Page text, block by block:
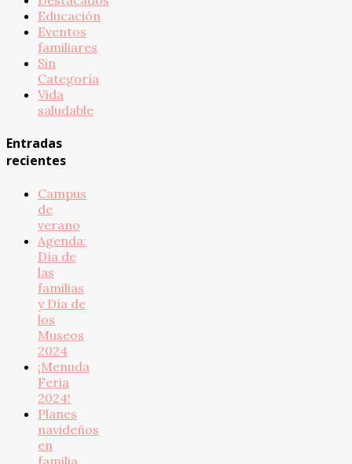
Educación
Eventos
familiares
Sin
Categoría
Vida
saludable
Entradas
recientes
Campus
de
verano
Agenda:
Día de
las
familias
y Día de
los
Museos
2024
¡Menuda
Feria
2024!
Planes
navideños
en